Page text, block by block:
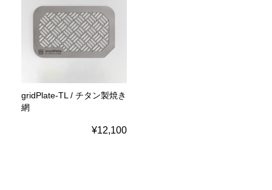
gridPlate-TL / チタン製焼き
網
¥12,100